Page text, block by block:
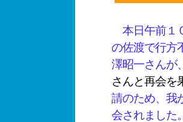
本日午前１
の佐渡で行方
澤昭一さんが
さんと再会を
請のため、我
会されました